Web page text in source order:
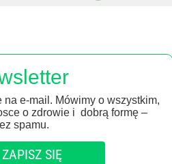
e-mail. Mówimy o wszystkim,
o zdrowie i dobrą formę –
spamu.
ZAPISZ SIĘ